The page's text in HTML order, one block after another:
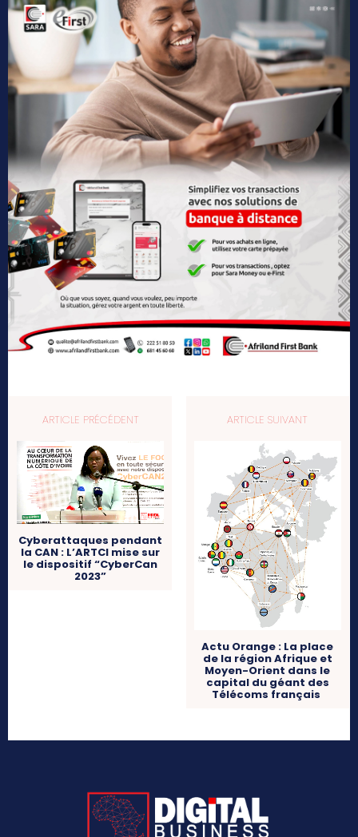
ARTICLE PRÉCÉDENT
Cyberattaques pendant
la CAN : L’ARTCI mise sur
le dispositif “CyberCan
2023”
ARTICLE SUIVANT
Actu Orange : La place
de la région Afrique et
Moyen-Orient dans le
capital du géant des
Télécoms français